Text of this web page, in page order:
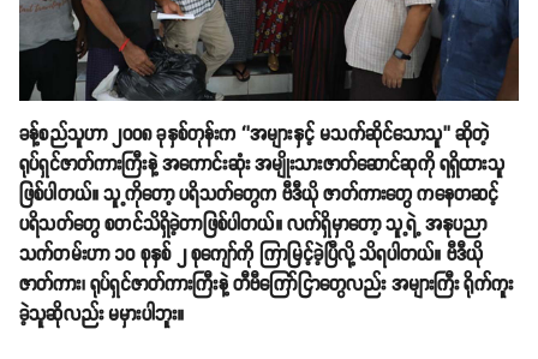
ခန့်စည်သူဟာ ၂၀၀၈ ခုနှစ်တုန်းက ‘’အများနှင့် မသက်ဆိုင်သောသူ’’ ဆိုတဲ့
ရုပ်ရှင်ဇာတ်ကားကြီးနဲ့ အကောင်းဆုံး အမျိုးသားဇာတ်ဆောင်ဆုကို ရရှိထားသူ
ဖြစ်ပါတယ်။ သူ့ကိုတော့ ပရိသတ်တွေက ဗီဒီယို ဇာတ်ကားတွေ ကနေတဆင့်
ပရိသတ်တွေ စတင်သိရှိခဲ့တာဖြစ်ပါတယ်။ လက်ရှိမှာတော့ သူ့ရဲ့ အနုပညာ
သက်တမ်းဟာ ၁၀ စုနှစ် ၂ စုကျော်ကို ကြာမြင့်ခဲ့ပြီလို့ သိရပါတယ်။ ဗီဒီယို
ဇာတ်ကား၊ ရုပ်ရှင်ဇာတ်ကားကြီးနဲ့ တီဗီကြော်ငြာတွေလည်း အများကြီး ရိုက်ကူး
ခဲ့သူဆိုလည်း မမှားပါဘူး။